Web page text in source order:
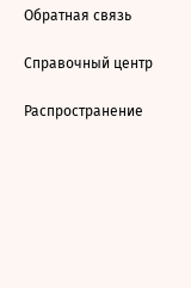
Обратная связь
Справочный центр
Распространение